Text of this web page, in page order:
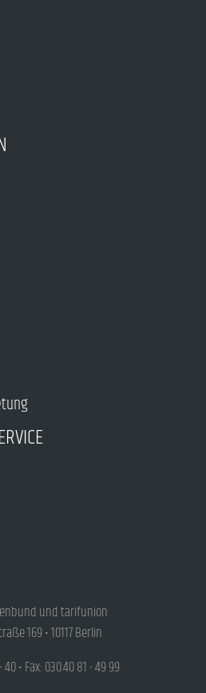
und tarifunion
169 • 10117 Berlin
40 • Fax: 030.40 81 - 49 99